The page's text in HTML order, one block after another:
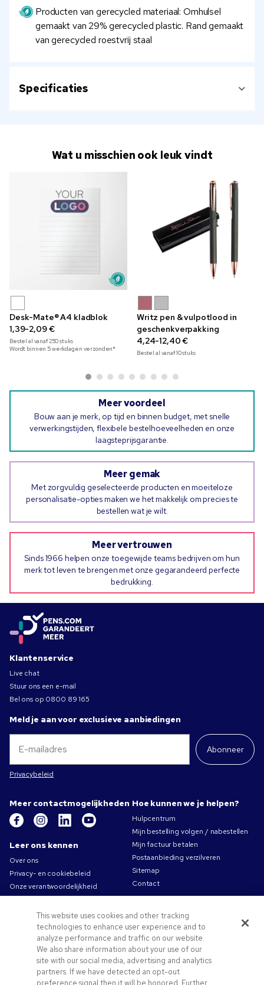
Producten van gerecycled materiaal: Omhulsel
gemaakt van 29% gerecycled plastic. Rand gemaakt
van gerecycled roestvrij staal
Specificaties
Wat u misschien ook leuk vindt
Desk-Mate® A4 kladblok
1,39-2,09 €
Bestel al vanaf250stuks
Wordt binnen 5 werkdagen verzonden*
Writz pen & vulpotlood in
geschenkverpakking
4,24-12,40 €
Bestel al vanaf10stuks
Meer voordeel
Bouw aan je merk, op tijd en binnen budget, met snelle
verwerkingstijden, flexibele bestelhoeveelheden en onze
laagsteprijsgarantie.
Meer gemak
Met zorgvuldig geselecteerde producten en moeiteloze
personalisatie-opties maken we het makkelijk om precies te
bestellen wat je wilt.
Meer vertrouwen
Sinds 1966 helpen onze toegewijde teams bedrijven om hun
merk tot leven te brengen met onze gegarandeerd perfecte
bedrukking.
Klantenservice
Live chat
Stuur ons een e-mail
Bel ons op 0800 89 165
Meld je aan voor exclusieve aanbiedingen
Abonneer
Privacybeleid
Meer contactmogelijkheden
Leer ons kennen
Over ons
Privacy- en cookiebeleid
Onze verantwoordelijkheid
Algemene verkoopsvoorwaarden
Carrières bij Pens.com
Aanbiedingen &
hulpmiddelen
Promotionele producten
Hoe kunnen we je helpen?
Hulpcentrum
Mijn bestelling volgen / nabestellen
Mijn factuur betalen
Postaanbieding verzilveren
Sitemap
Contact
This website uses cookies and other tracking
technologies to enhance user experience and to
analyze performance and traffic on our website.
We also share information about your use of our
site with our social media, advertising and analytics
partners. If we have detected an opt-out
preference signal then it will be honored. Further